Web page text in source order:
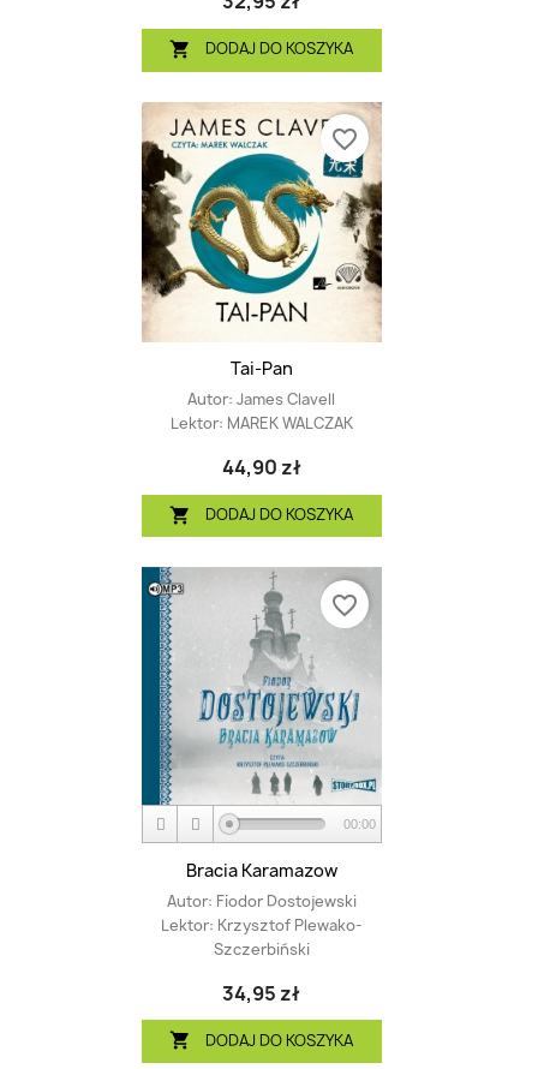
 DODAJ DO KOSZYKA
Tai-Pan
Autor: James Clavell
Lektor: MAREK WALCZAK
44,90 zł
 DODAJ DO KOSZYKA
favorite_border
00:00
Bracia Karamazow
Autor: Fiodor Dostojewski
Lektor: Krzysztof Plewako-
Szczerbiński
34,95 zł
 DODAJ DO KOSZYKA
favorite_border